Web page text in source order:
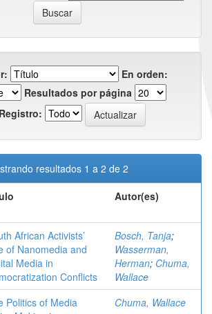
En orden:
Resultados por página
resultados 1 a 2 de 2
Autor(es)
African Activists’
of Nanomedia and
Media in
Conflicts
Bosch, Tanja;
Wasserman,
Herman; Chuma,
Wallace
Politics of Media
Chuma, Wallace